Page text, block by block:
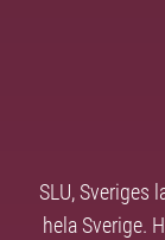
SLU, Sveriges
hela Sverige.